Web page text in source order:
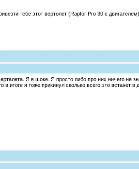
тебе этот вертолет (Raptor Pro 30 с
Я в шоке. Я просто либо про них ничего не
итоге я тоже прикинул сколько всего это встанет в